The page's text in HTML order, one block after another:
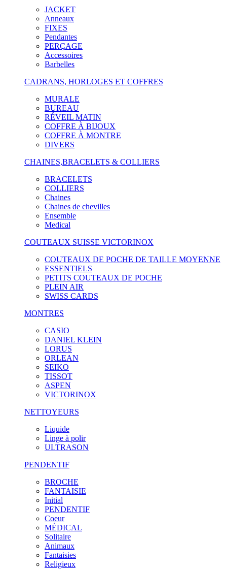
JACKET
Anneaux
FIXES
Pendantes
PERÇAGE
Accessoires
Barbelles
CADRANS, HORLOGES ET COFFRES
MURALE
BUREAU
RÉVEIL MATIN
COFFRE À BIJOUX
COFFRE À MONTRE
DIVERS
CHAINES,BRACELETS & COLLIERS
BRACELETS
COLLIERS
Chaines
Chaines de chevilles
Ensemble
Medical
COUTEAUX SUISSE VICTORINOX
COUTEAUX DE POCHE DE TAILLE MOYENNE
ESSENTIELS
PETITS COUTEAUX DE POCHE
PLEIN AIR
SWISS CARDS
MONTRES
CASIO
DANIEL KLEIN
LORUS
ORLEAN
SEIKO
TISSOT
ASPEN
VICTORINOX
NETTOYEURS
Liquide
Linge à polir
ULTRASON
PENDENTIF
BROCHE
FANTAISIE
Initial
PENDENTIF
Coeur
MÉDICAL
Solitaire
Animaux
Fantaisies
Religieux